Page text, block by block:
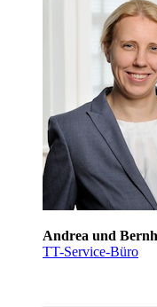
Andrea und
TT-Service-Büro